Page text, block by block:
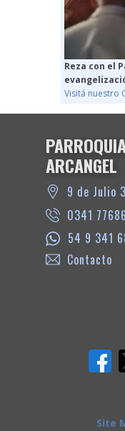
Reza con el
Visitá nuestro
ARCANGEL
9 de Julio
0341
54 9 341
Contacto
Site